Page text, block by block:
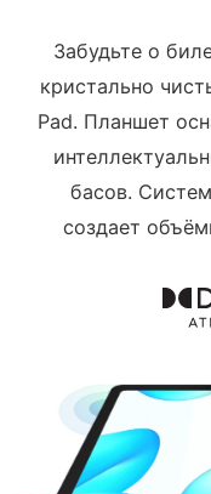
Забудьте о
кристально
Pad. Планшет
басов.
создает